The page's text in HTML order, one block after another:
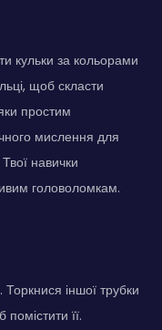
кульки за кольорами
щоб скласти
простим
мислення для
навички
головоломкам.
іншої трубки
її.